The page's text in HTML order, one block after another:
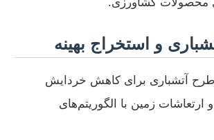
و استخراج بهینه
طرح آتشباری برای کاهش خردایش
زمین با الگوریتم‌های